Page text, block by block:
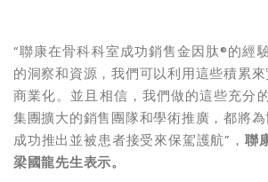
“聯康在骨科科室成功銷售金因肽®的經
的洞察和資源，我們可以利用這些積累
商業化。並且相信，我們做的這些充分
集團擴大的銷售團隊和學術推廣，都將
成功推出並被患者接受來保駕護航”， 聯
梁國龍先生表示。